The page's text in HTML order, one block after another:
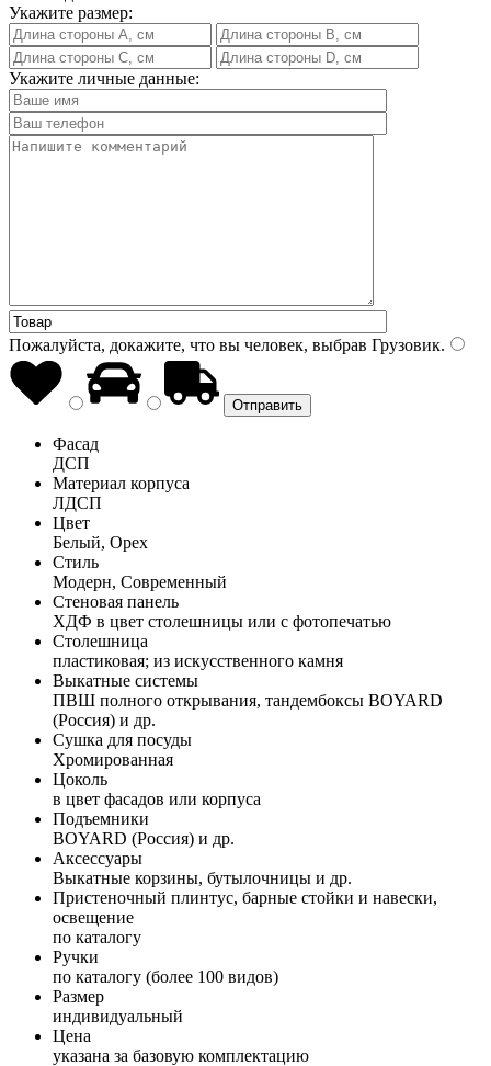
Укажите размер:
Укажите личные данные:
Пожалуйста, докажите, что вы человек, выбрав Грузовик.
Фасад
ДСП
Материал корпуса
ЛДСП
Цвет
Белый, Орех
Стиль
Модерн, Современный
Стеновая панель
ХДФ в цвет столешницы или с фотопечатью
Столешница
пластиковая; из искусственного камня
Выкатные системы
ПВШ полного открывания, тандембоксы BOYARD
(Россия) и др.
Сушка для посуды
Хромированная
Цоколь
в цвет фасадов или корпуса
Подъемники
BOYARD (Россия) и др.
Аксессуары
Выкатные корзины, бутылочницы и др.
Пристеночный плинтус, барные стойки и навески,
освещение
по каталогу
Ручки
по каталогу (более 100 видов)
Размер
индивидуальный
Цена
указана за базовую комплектацию